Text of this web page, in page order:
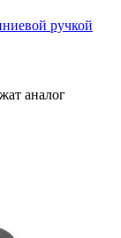
ручкой
аналог